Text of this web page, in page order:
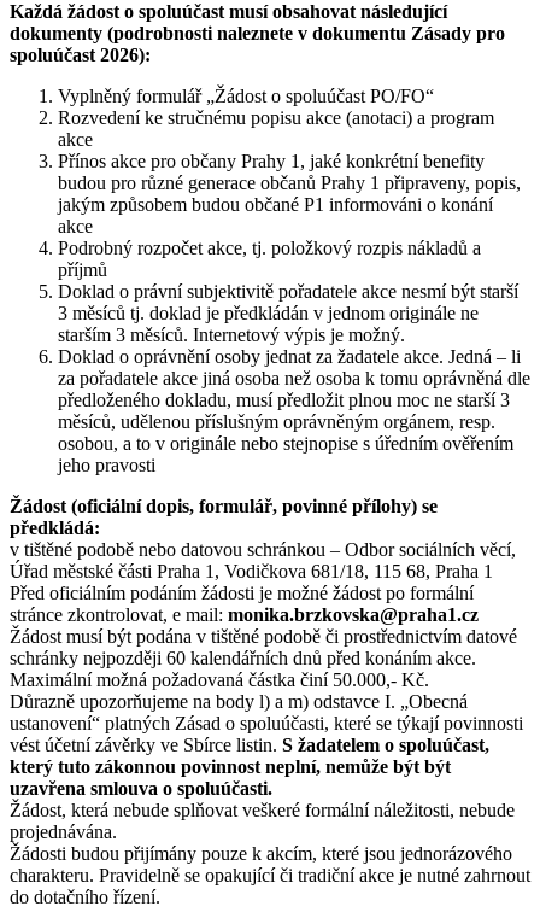
Každá žádost o spoluúčast musí obsahovat následující
dokumenty (podrobnosti naleznete v dokumentu Zásady pro
spoluúčast 2026):
Vyplněný formulář „Žádost o spoluúčast PO/FO“
Rozvedení ke stručnému popisu akce (anotaci) a program
akce
Přínos akce pro občany Prahy 1, jaké konkrétní benefity
budou pro různé generace občanů Prahy 1 připraveny, popis,
jakým způsobem budou občané P1 informováni o konání
akce
Podrobný rozpočet akce, tj. položkový rozpis nákladů a
příjmů
Doklad o právní subjektivitě pořadatele akce nesmí být starší
3 měsíců tj. doklad je předkládán v jednom originále ne
starším 3 měsíců. Internetový výpis je možný.
Doklad o oprávnění osoby jednat za žadatele akce. Jedná – li
za pořadatele akce jiná osoba než osoba k tomu oprávněná dle
předloženého dokladu, musí předložit plnou moc ne starší 3
měsíců, udělenou příslušným oprávněným orgánem, resp.
osobou, a to v originále nebo stejnopise s úředním ověřením
jeho pravosti
Žádost (oficiální dopis, formulář, povinné přílohy) se
předkládá:
v tištěné podobě nebo datovou schránkou – Odbor sociálních věcí,
Úřad městské části Praha 1, Vodičkova 681/18, 115 68, Praha 1
Před oficiálním podáním žádosti je možné žádost po formální
stránce zkontrolovat, e mail: monika.brzkovska@praha1.cz
Žádost musí být podána v tištěné podobě či prostřednictvím datové
schránky nejpozději 60 kalendářních dnů před konáním akce.
Maximální možná požadovaná částka činí 50.000,- Kč.
Důrazně upozorňujeme na body l) a m) odstavce I. „Obecná
ustanovení“ platných Zásad o spoluúčasti, které se týkají povinnosti
vést účetní závěrky ve Sbírce listin. S žadatelem o spoluúčast,
který tuto zákonnou povinnost neplní, nemůže být být
uzavřena smlouva o spoluúčasti.
Žádost, která nebude splňovat veškeré formální náležitosti, nebude
projednávána.
Žádosti budou přijímány pouze k akcím, které jsou jednorázového
charakteru. Pravidelně se opakující či tradiční akce je nutné zahrnout
do dotačního řízení.